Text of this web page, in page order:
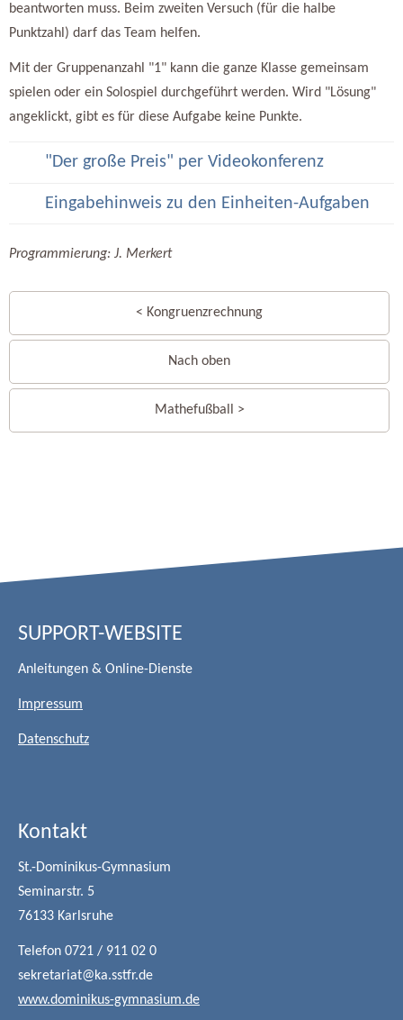
beantworten muss. Beim zweiten Versuch (für die halbe
Punktzahl) darf das Team helfen.
Mit der Gruppenanzahl "1" kann die ganze Klasse gemeinsam
spielen oder ein Solospiel durchgeführt werden. Wird "Lösung"
angeklickt, gibt es für diese Aufgabe keine Punkte.
"Der große Preis" per Videokonferenz
Eingabehinweis zu den Einheiten-Aufgaben
Programmierung: J. Merkert
< Kongruenzrechnung
Nach oben
Mathefußball >
SUPPORT-WEBSITE
Anleitungen & Online-Dienste
Impressum
Datenschutz
Kontakt
St.-Dominikus-Gymnasium
Seminarstr. 5
76133 Karlsruhe
Telefon 0721 / 911 02 0
sekretariat@ka.sstfr.de
www.dominikus-gymnasium.de